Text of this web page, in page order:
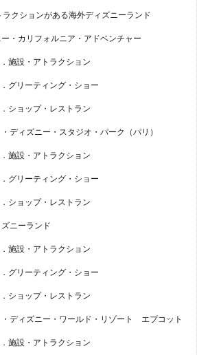
ラクションがある海外ディズニーランド
・カリフォルニア・アドベンチャー
．施設・アトラクション
．グリーティング・ショー
．ショップ・レストラン
ディズニー・スタジオ・パーク（パリ）
．施設・アトラクション
．グリーティング・ショー
．ショップ・レストラン
ニーランド
．施設・アトラクション
．グリーティング・ショー
．ショップ・レストラン
・ディズニー・ワールド・リゾート エプコット
．施設・アトラクション